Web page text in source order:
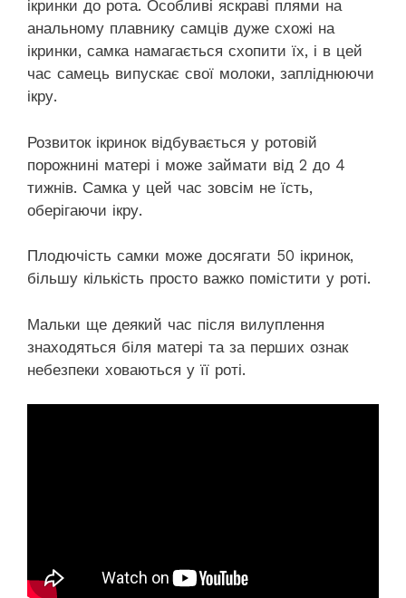
ікринки до рота. Особливі яскраві плями на
анальному плавнику самців дуже схожі на
ікринки, самка намагається схопити їх, і в цей
час самець випускає свої молоки, запліднюючи
ікру.
Розвиток ікринок відбувається у ротовій
порожнині матері і може займати від 2 до 4
тижнів. Самка у цей час зовсім не їсть,
оберігаючи ікру.
Плодючість самки може досягати 50 ікринок,
більшу кількість просто важко помістити у роті.
Мальки ще деякий час після вилуплення
знаходяться біля матері та за перших ознак
небезпеки ховаються у її роті.